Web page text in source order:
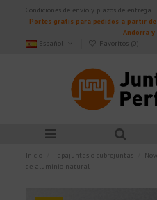
Condiciones de envío y plazos de entrega
Portes gratis para pedidos a partir
Andorra
Español
Favoritos (0)
Inicio Tapajuntas o cubrejuntas
de aluminio natural